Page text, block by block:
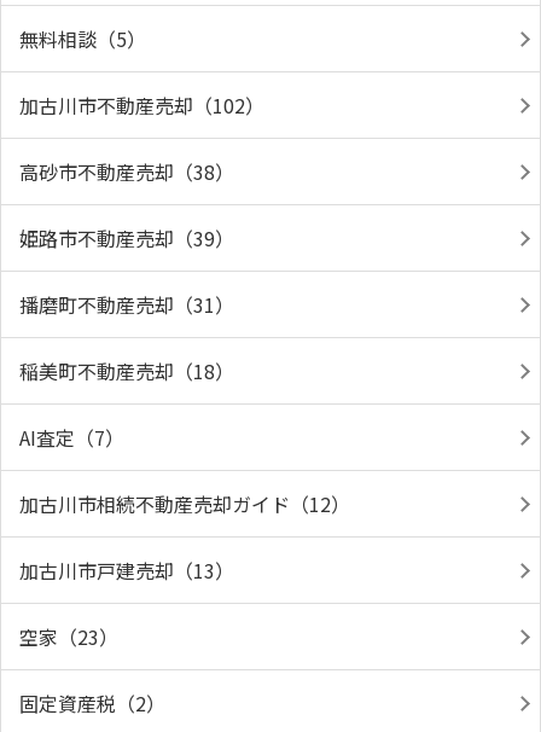
無料相談（5）
加古川市不動産売却（102）
高砂市不動産売却（38）
姫路市不動産売却（39）
播磨町不動産売却（31）
稲美町不動産売却（18）
AI査定（7）
加古川市相続不動産売却ガイド（12）
加古川市戸建売却（13）
空家（23）
固定資産税（2）